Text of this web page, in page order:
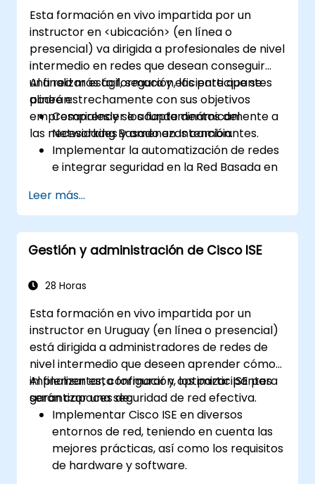
Esta formación en vivo impartida por un
instructor en <ubicación> (en línea o
presencial) va dirigida a profesionales de nivel
intermedio en redes que desean conseguir
una red más ágil, segura y eficiente que se
alinee estrechamente con sus objetivos
empresariales y se adapte dinámicamente a
las necesidades y amenazas cambiantes.
Al finalizar esta formación, los participantes
podrán:
Comprender los fundamentos del
Networking Basado en Intención.
Implementar la automatización de redes
e integrar seguridad en la Red Basada en
Utilizar análisis para la monitorización de
redes y comprender cómo la garantía
puede aportar información sobre el
rendimiento de la red y la experiencia del
Diseñar e implementar una Red Basada
empresariales y objetivos operativos.
Leer más...
Gestión y administración de Cisco ISE
28 Horas
Esta formación en vivo impartida por un
instructor en Uruguay (en línea o presencial)
está dirigida a administradores de redes de
nivel intermedio que deseen aprender cómo
implementar, configurar y optimizar ISE para
garantizar una seguridad de red efectiva.
Al finalizar esta formación, los participantes
serán capaces de:
Implementar Cisco ISE en diversos
entornos de red, teniendo en cuenta las
mejores prácticas, así como los requisitos
de hardware y software.